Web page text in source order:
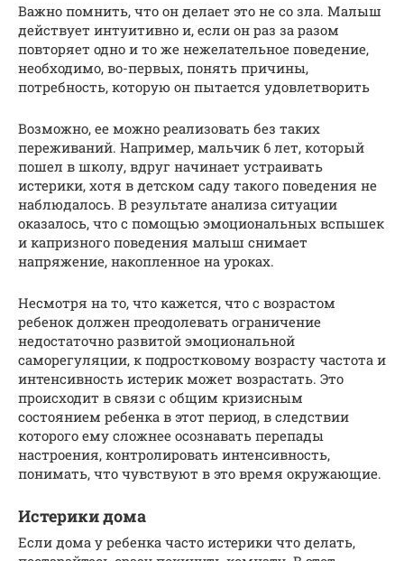
Важно помнить, что он делает это не со зла. Малыш
действует интуитивно и, если он раз за разом
повторяет одно и то же нежелательное поведение,
необходимо, во-первых, понять причины,
потребность, которую он пытается удовлетворить
Возможно, ее можно реализовать без таких
переживаний. Например, мальчик 6 лет, который
пошел в школу, вдруг начинает устраивать
истерики, хотя в детском саду такого поведения не
наблюдалось. В результате анализа ситуации
оказалось, что с помощью эмоциональных вспышек
и капризного поведения малыш снимает
напряжение, накопленное на уроках.
Несмотря на то, что кажется, что с возрастом
ребенок должен преодолевать ограничение
недостаточно развитой эмоциональной
саморегуляции, к подростковому возрасту частота и
интенсивность истерик может возрастать. Это
происходит в связи с общим кризисным
состоянием ребенка в этот период, в следствии
которого ему сложнее осознавать перепады
настроения, контролировать интенсивность,
понимать, что чувствуют в это время окружающие.
Истерики дома
Если дома у ребенка часто истерики что делать,